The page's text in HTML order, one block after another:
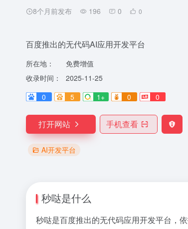
8个月前发布 196 0 0
百度推出的无代码AI应用开发平台
所在地：
免费增值
收录时间：
2025-11-25
0
5 1+ 0 0
打开网站 手机查看
AI开发平台
秒哒是什么
秒哒是百度推出的无代码应用开发平台，